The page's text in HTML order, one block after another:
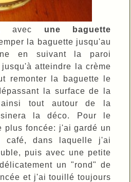
avec une baguette
la baguette jusqu'au
en suivant la paroi
atteindre la crème
remonter la baguette le
la surface de la
ainsi tout autour de la
la déco. Pour le
plus foncée: j'ai gardé un
café, dans laquelle j'ai
puis avec une petite
un "rond" de
et j'ai touillé toujours